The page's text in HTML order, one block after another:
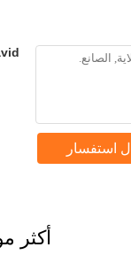
استفسار
أكثر